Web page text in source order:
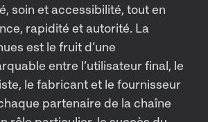
soin et accessibilité, tout en
rapidité et autorité. La
est le fruit d’une
entre l’utilisateur final, le
le fabricant et le fournisseur
partenaire de la chaîne